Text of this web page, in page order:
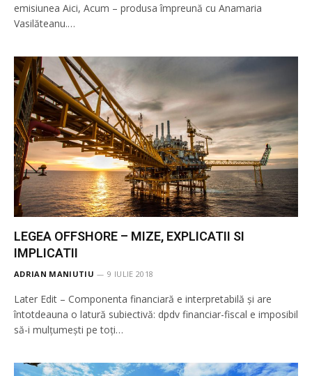
emisiunea Aici, Acum – produsa împreună cu Anamaria
Vasilăteanu.…
LEGEA OFFSHORE – MIZE, EXPLICATII SI
IMPLICATII
ADRIAN MANIUTIU 9 IULIE 2018
Later Edit – Componenta financiară e interpretabilă și are
întotdeauna o latură subiectivă: dpdv financiar-fiscal e imposibil
să-i mulțumești pe toți…